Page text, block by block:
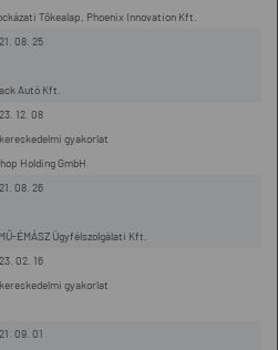
Tőkealap, Phoenix Innovation Kft.
08. 25
Autó Kft.
12. 08
Holding GmbH
gyakorlat
08. 26
ÉMÁSZ Ügyfélszolgálati Kft.
02. 16
gyakorlat
09. 01